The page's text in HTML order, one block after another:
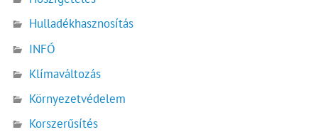
Hulladékhasznosítás
INFÓ
Klímaváltozás
Környezetvédelem
Korszerűsítés